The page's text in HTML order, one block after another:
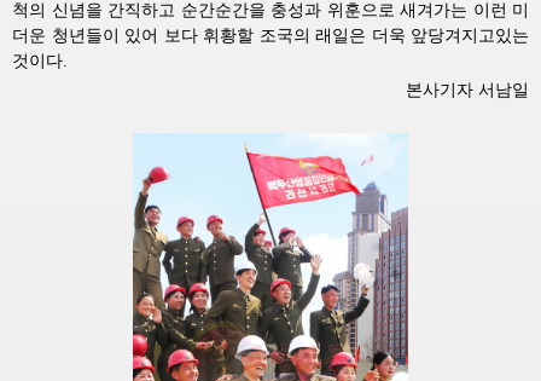
척의 신념을 간직하고 순간순간을 충성과 위훈으로 새겨가는 이런 미
더운 청년들이 있어 보다 휘황할 조국의 래일은 더욱 앞당겨지고있는
것이다.
본사기자 서남일